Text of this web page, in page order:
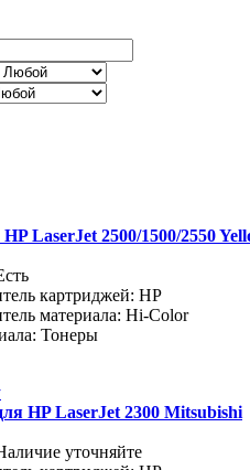
LaserJet 2500/1500/2550
картриджей: HP
материала: Hi-Color
Тонеры
HP LaserJet 2300 Mitsubishi
уточняйте